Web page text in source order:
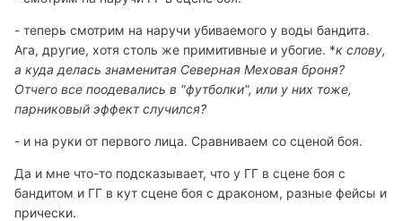
- теперь смотрим на наручи убиваемого у воды бандита.
Ага, другие, хотя столь же примитивные и убогие. *к слову,
а куда делась знаменитая Северная Меховая броня?
Отчего все поодевались в "футболки", или у них тоже,
парниковый эффект случился?
- и на руки от первого лица. Сравниваем со сценой боя.
Да и мне что-то подсказывает, что у ГГ в сцене боя с
бандитом и ГГ в кут сцене боя с драконом, разные фейсы и
прически.